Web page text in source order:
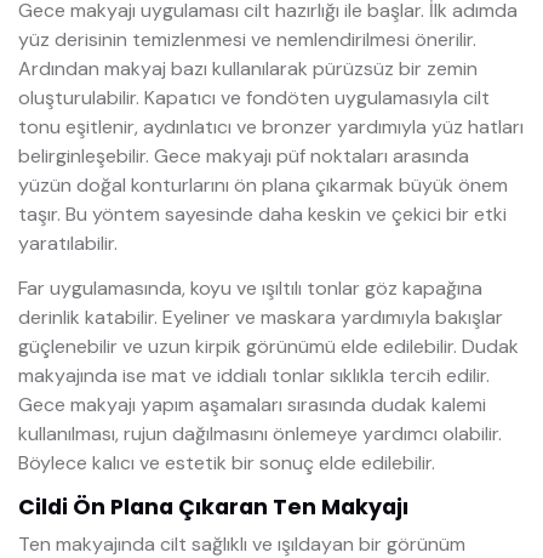
Gece makyajı uygulaması cilt hazırlığı ile başlar. İlk adımda
yüz derisinin temizlenmesi ve nemlendirilmesi önerilir.
Ardından makyaj bazı kullanılarak pürüzsüz bir zemin
oluşturulabilir. Kapatıcı ve fondöten uygulamasıyla cilt
tonu eşitlenir, aydınlatıcı ve bronzer yardımıyla yüz hatları
belirginleşebilir. Gece makyajı püf noktaları arasında
yüzün doğal konturlarını ön plana çıkarmak büyük önem
taşır. Bu yöntem sayesinde daha keskin ve çekici bir etki
yaratılabilir.
Far uygulamasında, koyu ve ışıltılı tonlar göz kapağına
derinlik katabilir. Eyeliner ve maskara yardımıyla bakışlar
güçlenebilir ve uzun kirpik görünümü elde edilebilir. Dudak
makyajında ise mat ve iddialı tonlar sıklıkla tercih edilir.
Gece makyajı yapım aşamaları sırasında dudak kalemi
kullanılması, rujun dağılmasını önlemeye yardımcı olabilir.
Böylece kalıcı ve estetik bir sonuç elde edilebilir.
Cildi Ön Plana Çıkaran Ten Makyajı
Ten makyajında cilt sağlıklı ve ışıldayan bir görünüm